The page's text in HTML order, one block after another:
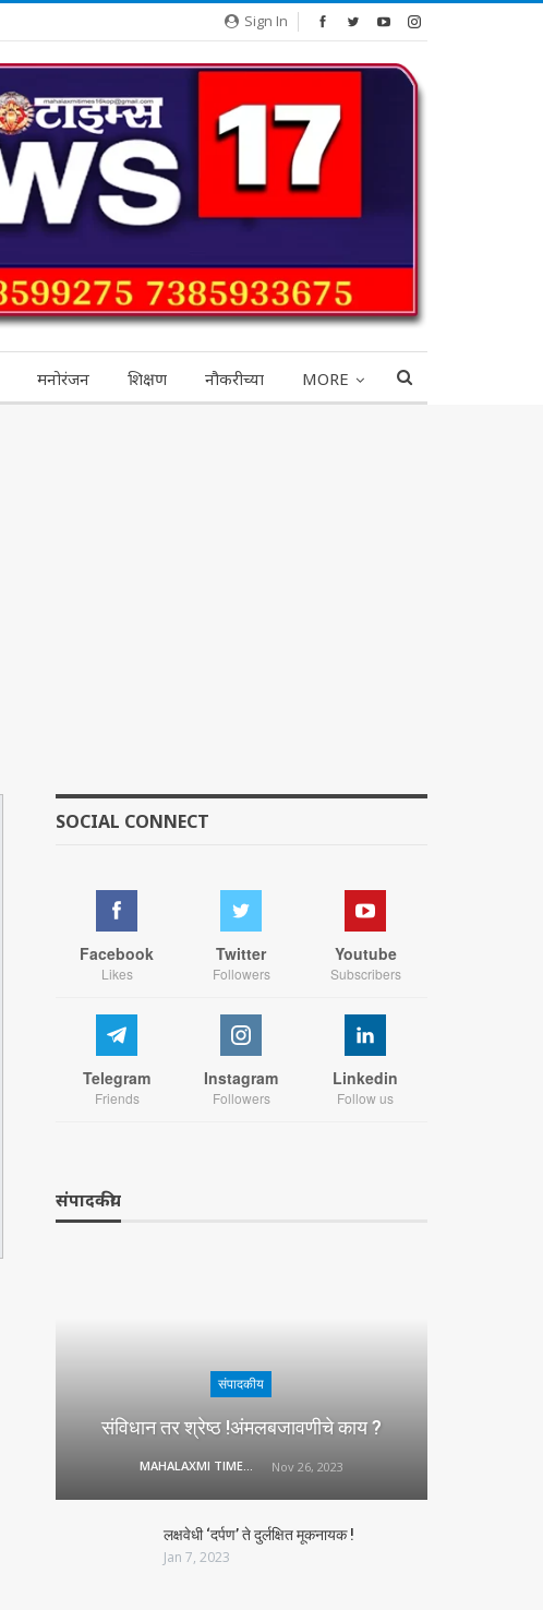
Sign In
मनोरंजन शिक्षण नौकरीच्या MORE
SOCIAL CONNECT
Facebook
Likes
Twitter
Followers
Youtube
Subscribers
Telegram
Friends
Instagram
Followers
Linkedin
Follow us
संपादकीय
संपादकीय
संविधान तर श्रेष्ठ !अंमलबजावणीचे काय ?
MAHALAXMI TIMES Nov 26, 2023
लक्षवेधी ‘दर्पण’ ते दुर्लक्षित मूकनायक !
Jan 7, 2023